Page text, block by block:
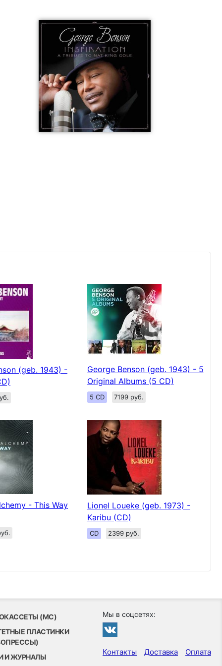
(geb. 1943) -
George Benson (geb. 1943) - 5
Original Albums (5 CD)
5 CD 7199 руб.
- This Way
Lionel Loueke (geb. 1973) -
Karibu (CD)
CD 2399 руб.
(MC)
ПЛАСТИНКИ
И ЖУРНАЛЫ
Мы в соцсетях:
Контакты Доставка Оплата